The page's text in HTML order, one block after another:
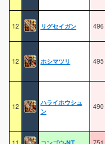
12 リグセイガン 496
12 ホシマツリ 495
12
ハライホウシュ
ン
490